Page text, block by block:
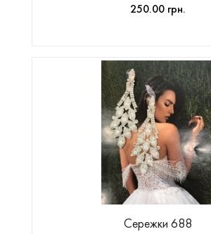
250.00 грн.
Сережки 688